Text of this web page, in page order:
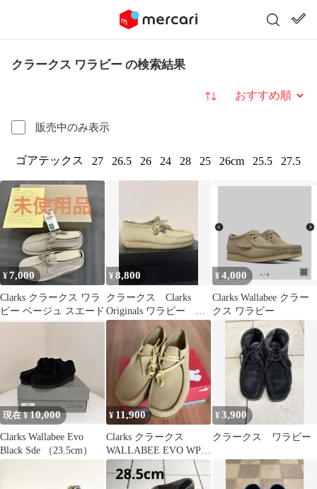
クラークス ワラビー の検索結果
販売中のみ表示
並び替え
ゴアテックス 27 26.5 26 24 28 25 26cm 25.5 27.5
¥7,000
Clarks クラークス ワラ
ビー ベージュ スエード
¥8,800
クラークス Clarks
Originals ワラビー
25.0
¥4,000
Clarks Wallabee クラー
クス ワラビー
現在 ¥ 10,000
Clarks Wallabee Evo
Black Sde （23.5cm）
¥ 11,900
Clarks クラークス
WALLABEE EVO WP
ワラビー
¥3,900
クラークス ワラビー